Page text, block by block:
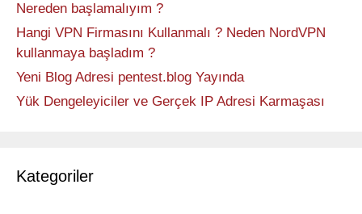
Nereden başlamalıyım ?
Hangi VPN Firmasını Kullanmalı ? Neden NordVPN
kullanmaya başladım ?
Yeni Blog Adresi pentest.blog Yayında
Yük Dengeleyiciler ve Gerçek IP Adresi Karmaşası
Kategoriler